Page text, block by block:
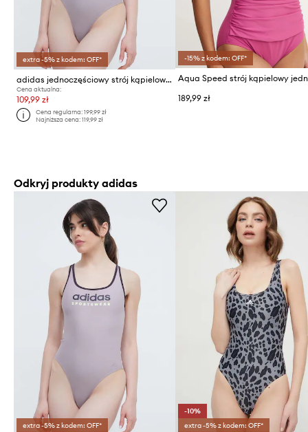
extra -5% z kodem: OFF*
adidas jednoczęściowy strój kąpielowy
Cena aktualna:
109,99 zł
Cena regularna:199,99 zł
Najniższa cena:119,99 zł
-15% z kodem: OFF*
189,99 zł
Odkryj produkty adidas
extra -5% z kodem: OFF*
-10%
extra -5% z kodem: OFF*